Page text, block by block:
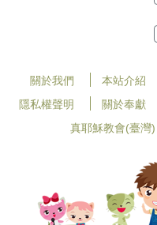
關於我們 本站介紹
隱私權聲明
關於奉獻
真耶穌教會(臺灣)